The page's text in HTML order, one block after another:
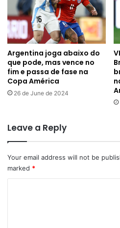
Argentina joga abaixo do
que pode, mas vence no
fim e passa de fase na
Copa América
26 de June de 2024
Leave a Reply
Your email address will not be
marked *